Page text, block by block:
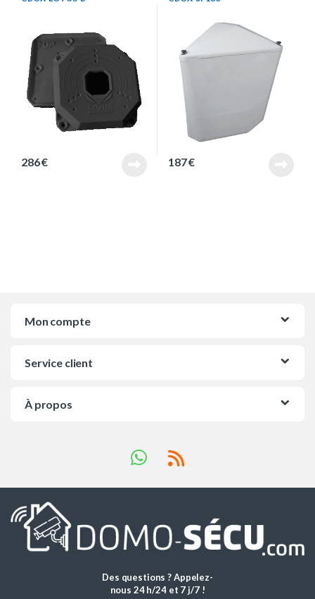
286€ 187€
Mon compte
Service client
À propos
Des questions ? Appelez-
nous 24 h/24 et 7 j/7 !